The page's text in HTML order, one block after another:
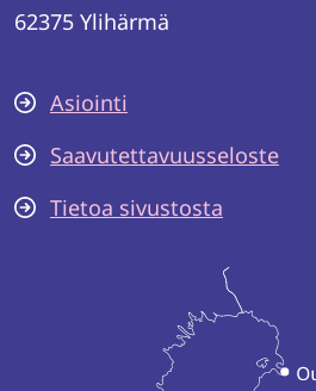
62375 Ylihärmä
Asiointi
Saavutettavuusseloste
Tietoa sivustosta